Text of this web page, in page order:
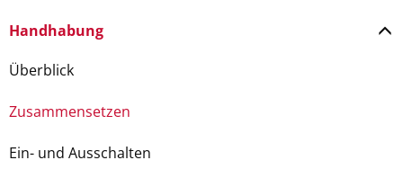
Handhabung
Überblick
Zusammensetzen
Ein- und Ausschalten